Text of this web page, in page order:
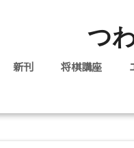
つ
新刊 将棋講座